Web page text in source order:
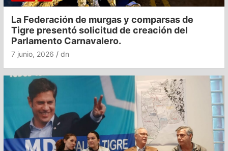
La Federación de murgas y comparsas de
Tigre presentó solicitud de creación del
Parlamento Carnavalero.
7 junio, 2026 dn